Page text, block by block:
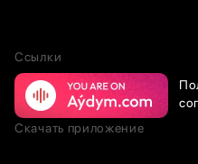
Ссылки
Скачать приложение